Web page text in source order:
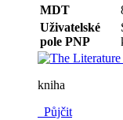
MDT
Uživatelské
pole PNP
kniha
Půjčit